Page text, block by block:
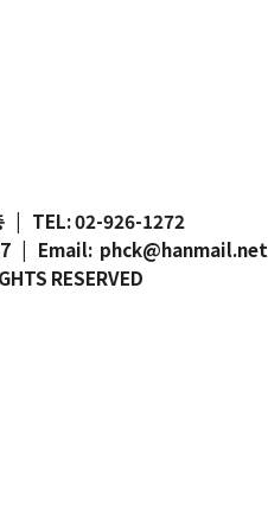
| TEL:02-926-1272
| Email: phck@hanmail.net
RESERVED